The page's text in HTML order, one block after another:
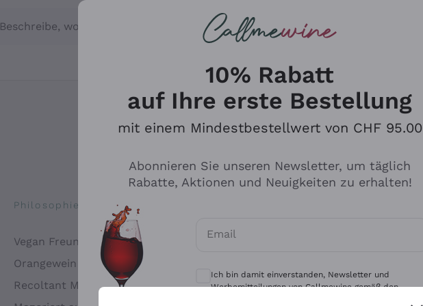
Beschreibe, wonach du suchst
Philosophien
Vegan Freundlich
Orangewein
Recoltant Manipulant
Antinori
Ca' del Bosco
Gavi
10% Rabatt
auf Ihre erste Bestellung
mit einem Mindestbestellwert von CHF 95.00
Abonnieren Sie unseren Newsletter, um täglich
Rabatte, Aktionen und Neuigkeiten zu erhalten!
Email
Optionale Einwilligungen zum Erhalt von
Ich bin damit einverstanden, Newsletter und
Werbemitteilungen von Callmewine gemäß den -